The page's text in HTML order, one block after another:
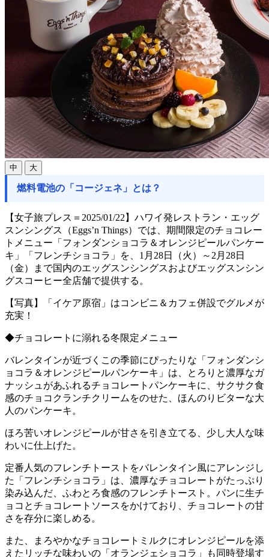
中 大
燃料電池の「コージェネ」とは？
【女子旅プレス＝2025/01/22】ハワイ発レストラン・エッグ
スンシングス（Eggs’n Things）では、期間限定のチョコレー
トメニュー「フォンダンショコラ＆オレンジピールパンケー
キ」「フレンチショコラ」を、1月28日（火）～2月28日
（金）まで国内のエッグスンシングスおよびエッグスンシン
グスコーヒー全店舗で提供する。
【写真】「イケア原宿」はコンビニ＆カフェ併設でグルメが
充実！
◆チョコレートに溺れる冬限定メニュー
バレンタインが近づくこの季節にぴったりな「フォンダンシ
ョコラ＆オレンジピールパンケーキ」は、とろりと濃厚なガ
ナッシュがあふれるチョコレートパンケーキに、サクサク食
感のチョコクランチクリームをのせた、ほんのりビターな大
人のパンケーキ。
ほろ苦いオレンジピールが甘さを引き立てる、少し大人な味
わいに仕上げた。
定番人気のフレンチトーストをバレンタイン風にアレンジし
た「フレンチショコラ」は、濃厚なチョコレートがたっぷり
染み込んだ、ふわとろ食感のフレンチトースト。パンに生チ
ョコとチョコレートソースをかけており、チョコレートの甘
さを存分に楽しめる。
また、まろやかなチョコレートミルクにオレンジピールを添
えたリッチな味わいの「オランジェショコラ」も同時登場す